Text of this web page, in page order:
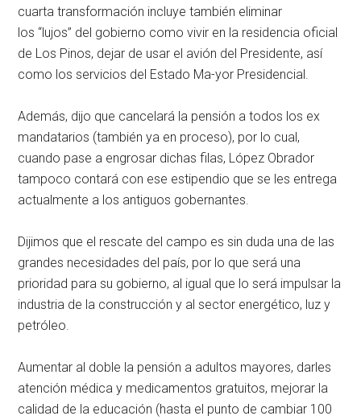
cuarta transformación incluye también eliminar
los
lujos del gobierno como vivir en la residencia oficial
de Los Pinos, dejar de usar el avión del Presidente, así
como los servicios del Estado Ma-yor Presidencial.
Además, dijo que cancelará la pensión a todos los ex
mandatarios (también ya en proceso), por lo cual,
cuando pase a engrosar dichas filas, López Obrador
tampoco contará con ese estipendio que se les entrega
actualmente a los antiguos gobernantes.
Dijimos que el rescate del campo es sin duda una de las
grandes necesidades del país, por lo que será una
prioridad para su gobierno, al igual que lo será impulsar la
industria de la construcción y al sector energético, luz y
petróleo.
Aumentar al doble la pensión a adultos mayores, darles
atención médica y medicamentos gratuitos, mejorar la
calidad de la educación (hasta el punto de cambiar 100